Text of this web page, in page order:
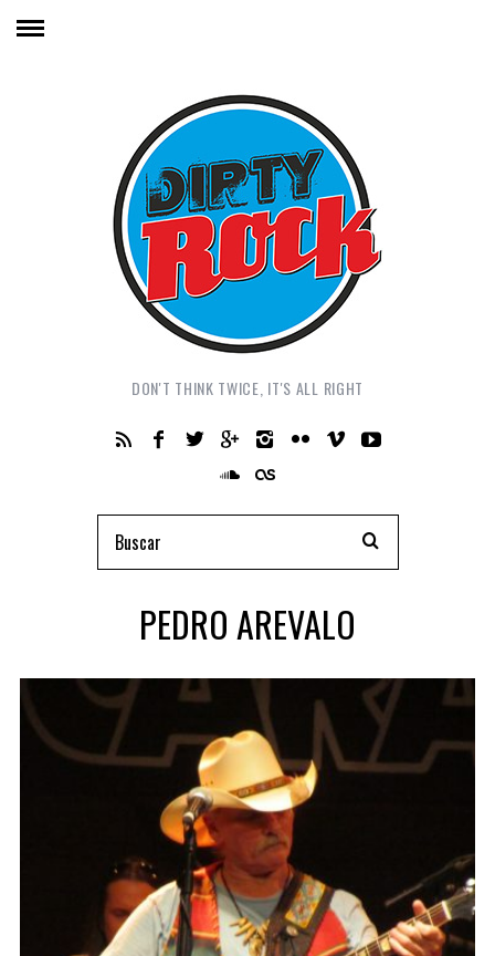
DON'T THINK TWICE, IT'S ALL RIGHT
PEDRO AREVALO